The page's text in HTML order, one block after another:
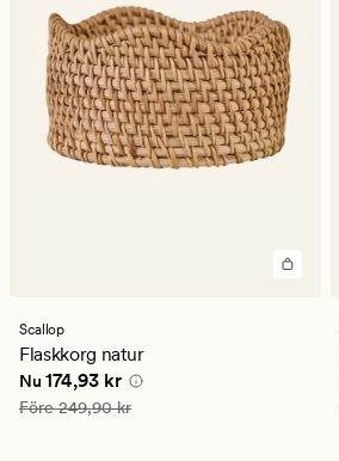
Scallop
Flaskkorg natur
Nuvarande pris
Nu 174,93 kr
Ordinarie pris 249,90 kr
Före249,90 kr